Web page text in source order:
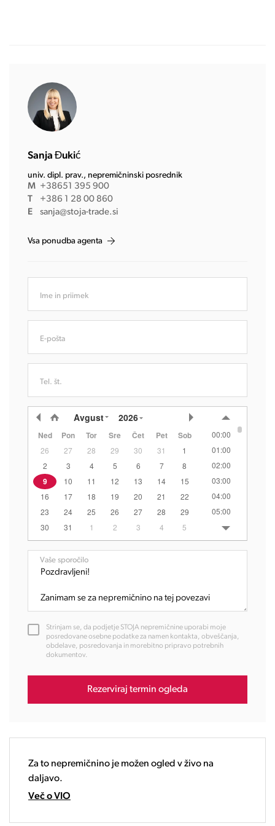
Sanja Đukić
univ. dipl. prav., nepremičninski posrednik
M +38651 395 900
T
+386 1 28 00 860
E
sanja@stoja-trade.si
Vsa ponudba agenta
Ime in priimek
E-pošta
Tel. št.
Avgust 2026
Ned Pon Tor Sre Čet Pet Sob
26 27 28 29 30 31
1
2
3 4 5 6 7 8
9 10 11 12 13 14
15
16
17 18 19 20 21
22
23
24 25 26 27 28
29
30
31 1 2 3 4 5
00:00
01:00
02:00
03:00
04:00
05:00
06:00
07:00
13:00
14:00
20:00
Vaše sporočilo
Strinjam se, da podjetje STOJA nepremičnine uporabi moje
posredovane osebne podatke za namen kontakta, obveščanja,
obdelave, posredovanja in morebitno pripravo potrebnih
dokumentov.
Rezerviraj termin ogleda
Za to nepremičnino je možen ogled v živo na
daljavo.
Več o VIO